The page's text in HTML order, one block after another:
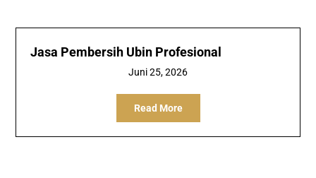
Jasa Pembersih Ubin Profesional
Juni 25, 2026
Read More